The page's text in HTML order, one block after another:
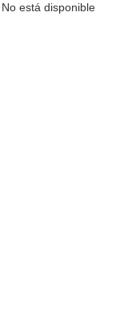
No está disponible